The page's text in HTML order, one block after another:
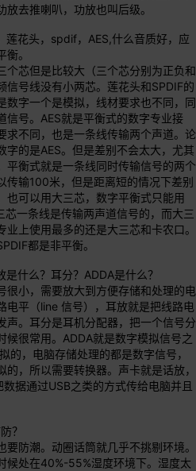
去推喇叭，功放也叫后级。
莲花头，spdif，AES,什么音质好，应
。
个芯但是比较大（三个芯分别为正负和
信号线没有小两芯。莲花头和SPDIF的
数字一个是模拟，线材要求也不同，同
信号。AES就是平衡式的数字专业接
求不同，也是一条线传输两个声道。论
字的是AES。但是差别不会太大，尤其
平衡式就是一条线同时传输信号的两个
传输100米，但是距离短的情况下差别
也可以用大三芯，数字平衡式只能用
芯一条线是传输两声道信号的，而大三
上使用最多的还是大三芯和卡农口。
都是非平衡。
什么？耳分？ADDA是什么？
很小，需要放大到方便存储和处理的电
电平（line 信号），耳放就是把线路电
声。耳分是耳机分配器，把一个信号分
候很常用。ADDA就是数字模拟信号之
的，电脑存储处理的都是数字信号，
，所以需要转换器。声卡就是话放，
据通过USB之类的方式传给电脑并且
？
防潮。动圈话筒就几乎不挑剔环境。
候处在40%-55%湿度环境下。湿度太